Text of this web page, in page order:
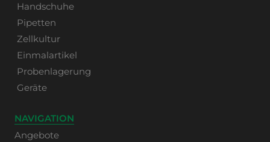
Handschuhe
Pipetten
Zellkultur
Einmalartikel
Probenlagerung
Geräte
NAVIGATION
Angebote